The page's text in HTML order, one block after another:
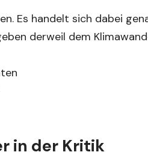
Es handelt sich dabei
derweil dem
in der Kritik